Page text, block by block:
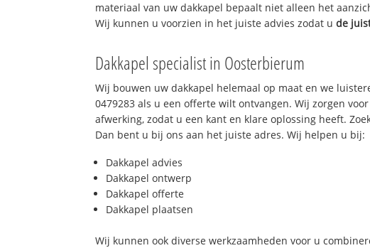
materiaal van uw dakkapel bepaalt niet alleen het
Wij kunnen u voorzien in het juiste advies zodat ude
Dakkapel specialist in Oosterbierum
Wij bouwen uw dakkapel helemaal op maat en we
0479283 als u een offerte wilt ontvangen. Wij zorgen
afwerking, zodat u een kant en klare oplossing heeft.
Dan bent u bij ons aan het juiste adres. Wij helpen u bij:
Dakkapel advies
Dakkapel ontwerp
Dakkapel offerte
Dakkapel plaatsen
Wij kunnen ook diverse werkzaamheden voor u